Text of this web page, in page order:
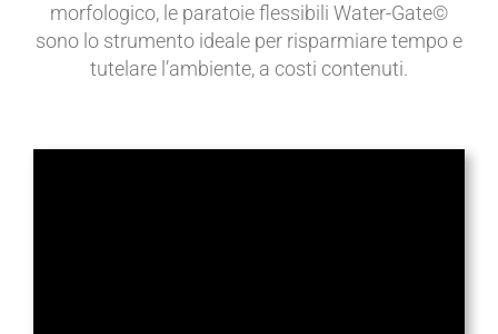
morfologico, le paratoie flessibili Water-Gate©
sono lo strumento ideale per risparmiare tempo e
tutelare l’ambiente, a costi contenuti.